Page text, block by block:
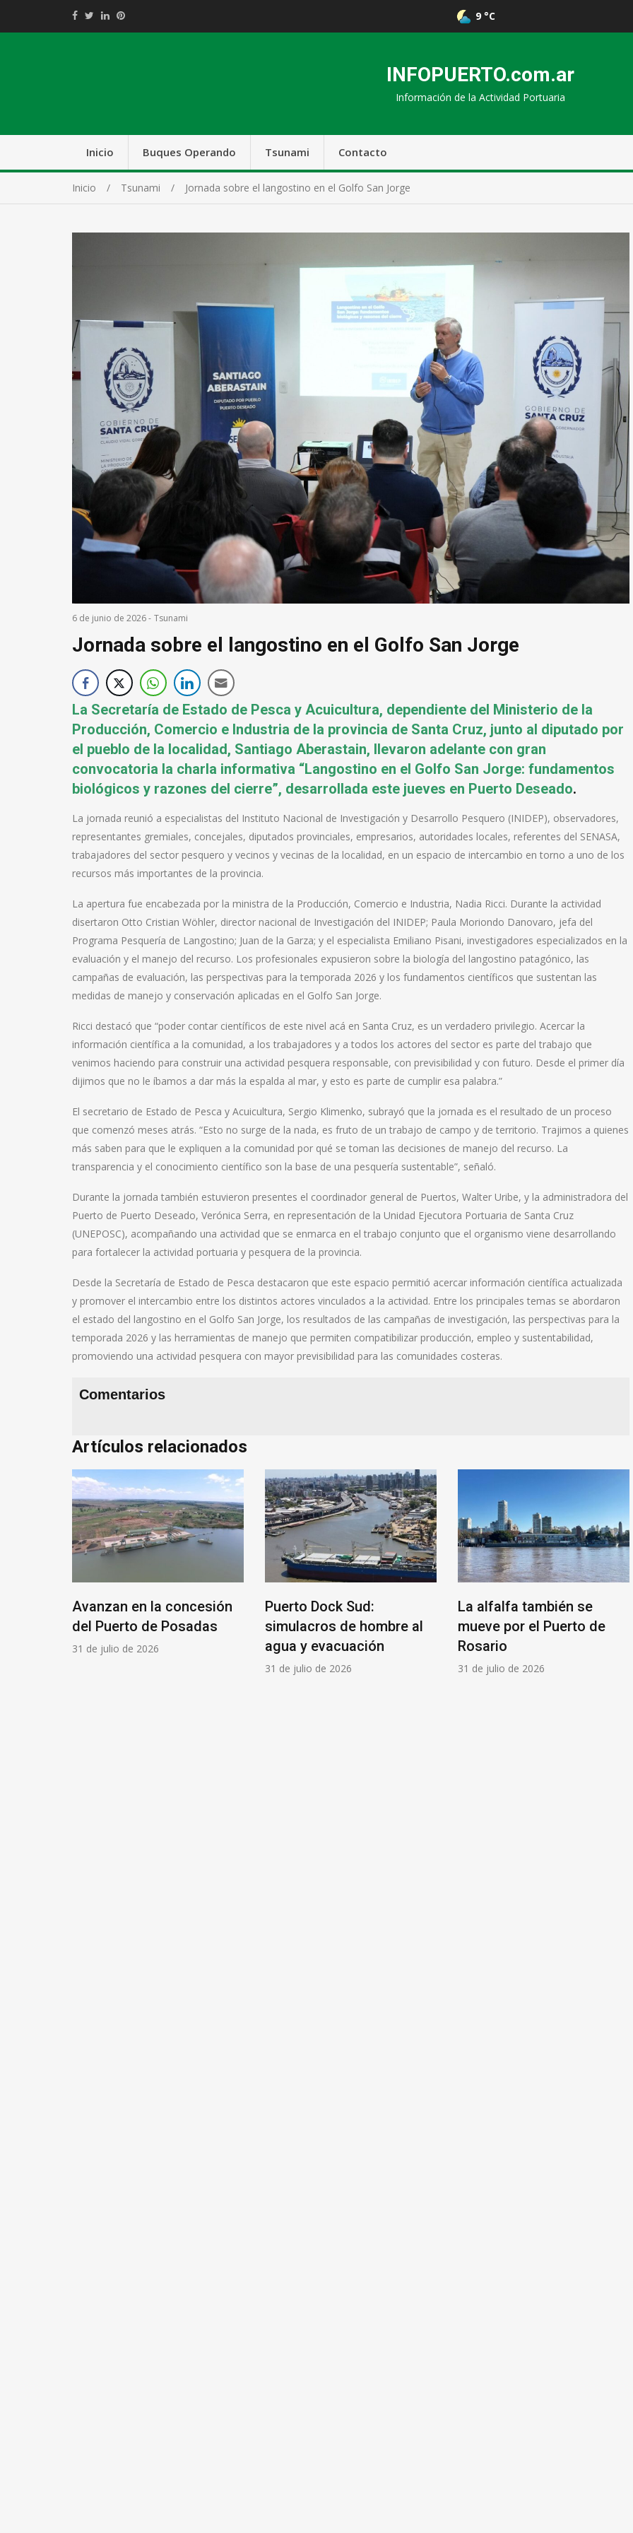
9 °C
INFOPUERTO.com.ar
Información de la Actividad Portuaria
Inicio Buques Operando Tsunami Contacto
Inicio Tsunami Jornada sobre el langostino en el Golfo San Jorge
6 de junio de 2026- Tsunami
Jornada sobre el langostino en el Golfo San Jorge
La Secretaría de Estado de Pesca y Acuicultura, dependiente del Ministerio de la
Producción, Comercio e Industria de la provincia de Santa Cruz, junto al diputado por
el pueblo de la localidad, Santiago Aberastain, llevaron adelante con gran
convocatoria la charla informativa “Langostino en el Golfo San Jorge: fundamentos
biológicos y razones del cierre”, desarrollada este jueves en Puerto Deseado.
La jornada reunió a especialistas del Instituto Nacional de Investigación y Desarrollo Pesquero (INIDEP), observadores,
representantes gremiales, concejales, diputados provinciales, empresarios, autoridades locales, referentes del SENASA,
trabajadores del sector pesquero y vecinos y vecinas de la localidad, en un espacio de intercambio en torno a uno de los
recursos más importantes de la provincia.
La apertura fue encabezada por la ministra de la Producción, Comercio e Industria, Nadia Ricci. Durante la actividad
disertaron Otto Cristian Wöhler, director nacional de Investigación del INIDEP; Paula Moriondo Danovaro, jefa del
Programa Pesquería de Langostino; Juan de la Garza; y el especialista Emiliano Pisani, investigadores especializados en la
evaluación y el manejo del recurso. Los profesionales expusieron sobre la biología del langostino patagónico, las
campañas de evaluación, las perspectivas para la temporada 2026 y los fundamentos científicos que sustentan las
medidas de manejo y conservación aplicadas en el Golfo San Jorge.
Ricci destacó que “poder contar científicos de este nivel acá en Santa Cruz, es un verdadero privilegio. Acercar la
información científica a la comunidad, a los trabajadores y a todos los actores del sector es parte del trabajo que
venimos haciendo para construir una actividad pesquera responsable, con previsibilidad y con futuro. Desde el primer día
dijimos que no le íbamos a dar más la espalda al mar, y esto es parte de cumplir esa palabra.”
El secretario de Estado de Pesca y Acuicultura, Sergio Klimenko, subrayó que la jornada es el resultado de un proceso
que comenzó meses atrás. “Esto no surge de la nada, es fruto de un trabajo de campo y de territorio. Trajimos a quienes
más saben para que le expliquen a la comunidad por qué se toman las decisiones de manejo del recurso. La
transparencia y el conocimiento científico son la base de una pesquería sustentable”, señaló.
Durante la jornada también estuvieron presentes el coordinador general de Puertos, Walter Uribe, y la administradora del
Puerto de Puerto Deseado, Verónica Serra, en representación de la Unidad Ejecutora Portuaria de Santa Cruz
(UNEPOSC), acompañando una actividad que se enmarca en el trabajo conjunto que el organismo viene desarrollando
para fortalecer la actividad portuaria y pesquera de la provincia.
Desde la Secretaría de Estado de Pesca destacaron que este espacio permitió acercar información científica actualizada
y promover el intercambio entre los distintos actores vinculados a la actividad. Entre los principales temas se abordaron
el estado del langostino en el Golfo San Jorge, los resultados de las campañas de investigación, las perspectivas para la
temporada 2026 y las herramientas de manejo que permiten compatibilizar producción, empleo y sustentabilidad,
promoviendo una actividad pesquera con mayor previsibilidad para las comunidades costeras.
Comentarios
Artículos relacionados
Avanzan en la concesión
del Puerto de Posadas
31 de julio de 2026
Puerto Dock Sud:
simulacros de hombre al
agua y evacuación
31 de julio de 2026
La alfalfa también se
mueve por el Puerto de
Rosario
31 de julio de 2026